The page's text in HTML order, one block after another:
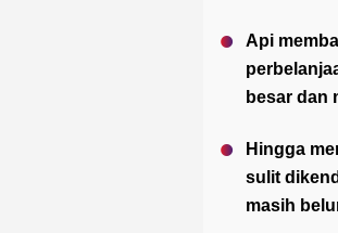
Api
besar dan
Hingga
sulit
masih